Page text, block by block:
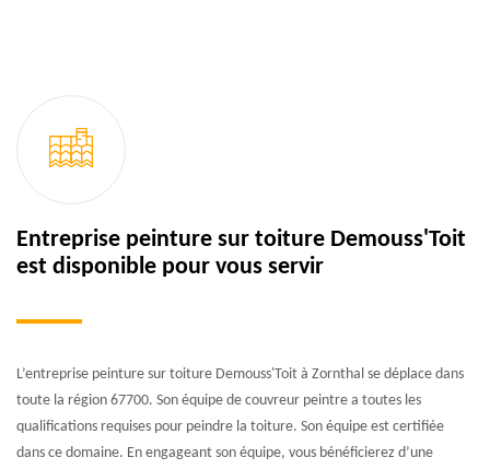
Entreprise peinture sur toiture Demouss'Toit
est disponible pour vous servir
L’entreprise peinture sur toiture Demouss'Toit à Zornthal se déplace dans
toute la région 67700. Son équipe de couvreur peintre a toutes les
qualifications requises pour peindre la toiture. Son équipe est certifiée
dans ce domaine. En engageant son équipe, vous bénéficierez d’une